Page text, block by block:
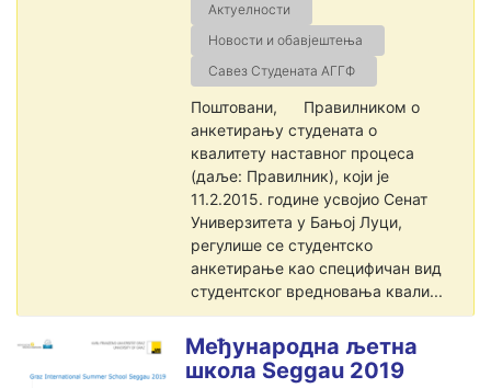
Актуелности
Новости и обавјештења
Савез Студената АГГФ
Поштовани, Правилником о
анкетирању студената о
квалитету наставног процеса
(даље: Правилник), који је
11.2.2015. године усвојио Сенат
Универзитета у Бањој Луци,
регулише се студентско
анкетирање као специфичан вид
студентског вредновања квали...
Међународна љетна
школа Seggau 2019